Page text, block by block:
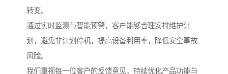
转变。
通过实时监测与智能预警，客户能够合理安排维护计
划，避免非计划停机，提高设备利用率，降低安全事故
风险。
我们重视每一位客户的反馈意见，持续优化产品功能与